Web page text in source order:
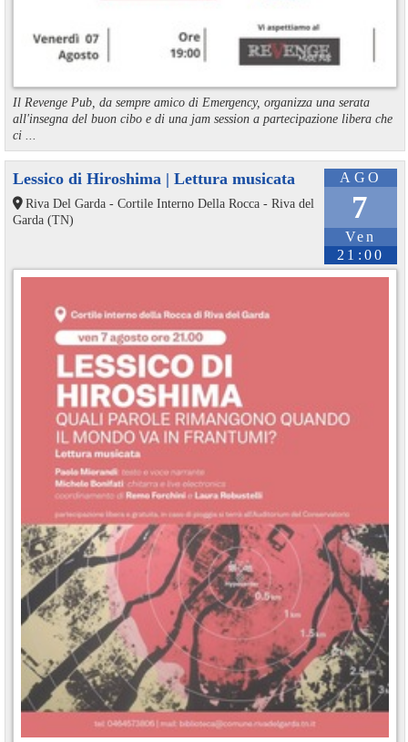
Il Revenge Pub, da sempre amico di Emergency, organizza una serata
all'insegna del buon cibo e di una jam session a partecipazione libera che
ci ...
AGO
7
Ven
21:00
Lessico di Hiroshima | Lettura musicata
Riva Del Garda - Cortile Interno Della Rocca - Riva del
Garda (TN)